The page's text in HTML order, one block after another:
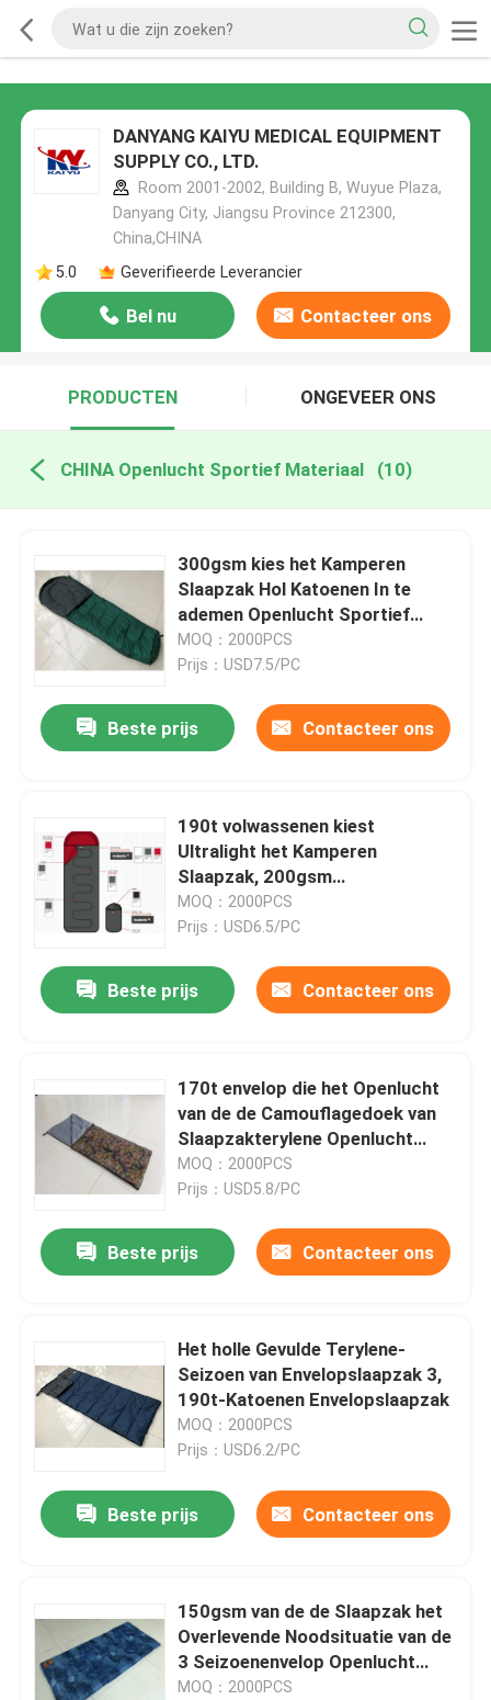
DANYANG KAIYU MEDICAL EQUIPMENT
SUPPLY CO., LTD.
Room 2001-2002, Building B, Wuyue Plaza,
Danyang City, Jiangsu Province 212300,
China,CHINA
5.0
Geverifieerde Leverancier
Bel nu Contacteer ons
PRODUCTEN ONGEVEER ONS
CHINA Openlucht Sportief Materiaal (10)
300gsm kies het Kamperen
Slaapzak Hol Katoenen In te
ademen Openlucht Sportief
Materiaal uit
MOQ：2000PCS
Prijs：USD7.5/PC
Beste prijs Contacteer ons
190t volwassenen kiest
Ultralight het Kamperen
Slaapzak, 200gsm
Envelopslaapzak uit
MOQ：2000PCS
Prijs：USD6.5/PC
Beste prijs Contacteer ons
170t envelop die het Openlucht
van de de Camouflagedoek van
Slaapzakterylene Openlucht
Sportieve Materiaal vouwen
MOQ：2000PCS
Prijs：USD5.8/PC
Beste prijs Contacteer ons
Het holle Gevulde Terylene-
Seizoen van Envelopslaapzak 3,
190t-Katoenen Envelopslaapzak
MOQ：2000PCS
Prijs：USD6.2/PC
Beste prijs Contacteer ons
150gsm van de de Slaapzak het
Overlevende Noodsituatie van de
3 Seizoenenvelop Openlucht
Sportieve Materiaal
MOQ：2000PCS